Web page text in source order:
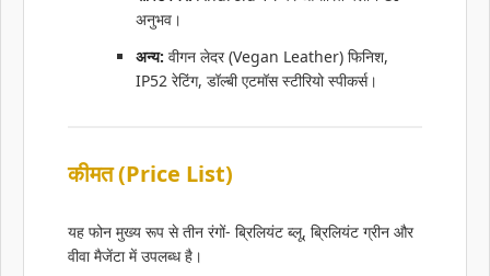
अनुभव।
अन्य: वीगन लेदर (Vegan Leather) फिनिश,
IP52 रेटिंग, डॉल्बी एटमॉस स्टीरियो स्पीकर्स।
कीमत (Price List)
यह फोन मुख्य रूप से तीन रंगों- ब्रिलियंट ब्लू, ब्रिलियंट ग्रीन और
वीवा मैजेंटा में उपलब्ध है।